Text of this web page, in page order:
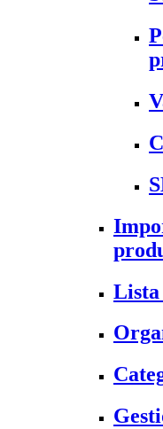
Lista